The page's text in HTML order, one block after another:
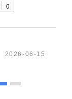
0
2026-06-15